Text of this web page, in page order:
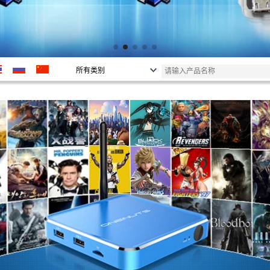
所有类别
OEM/ODM服务
解决方案
安卓电视盒
八核A311Y3
四核S928X-J
四核A311D2
四核A311D
四核 S922X
八核S912
Quad Core S905Y5
Quad Core S905x5m
Quad Core S905x5